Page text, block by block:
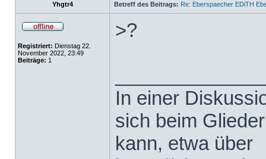
Yhgtr4 Betreff des Beitrags: Re: Eberspaecher EDiTH
Registriert: Dienstag 22.
November 2022, 23:49
Beiträge: 1
>?
In einer
sich beim
kann, etwa über